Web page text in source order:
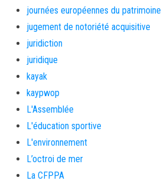
journées européennes du patrimoine
jugement de notoriété acquisitive
juridiction
juridique
kayak
kaypwop
L'Assemblée
L'éducation sportive
L'environnement
L’octroi de mer
La CFPPA